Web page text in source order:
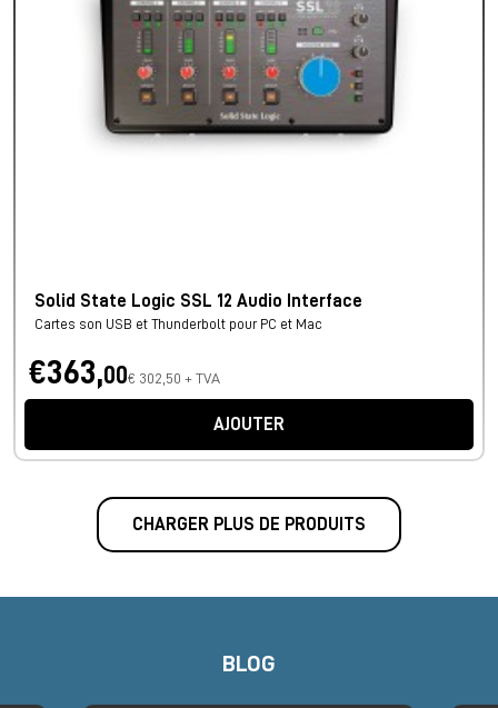
Solid State Logic SSL 12 Audio Interface
Cartes son USB et Thunderbolt pour PC et Mac
€363,00€ 302,50 + TVA
AJOUTER
CHARGER PLUS DE PRODUITS
BLOG